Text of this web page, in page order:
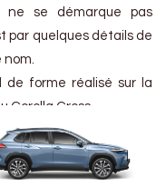
se démarque pas
par quelques détails de
nom.
de forme réalisé sur la
Corolla Cross.